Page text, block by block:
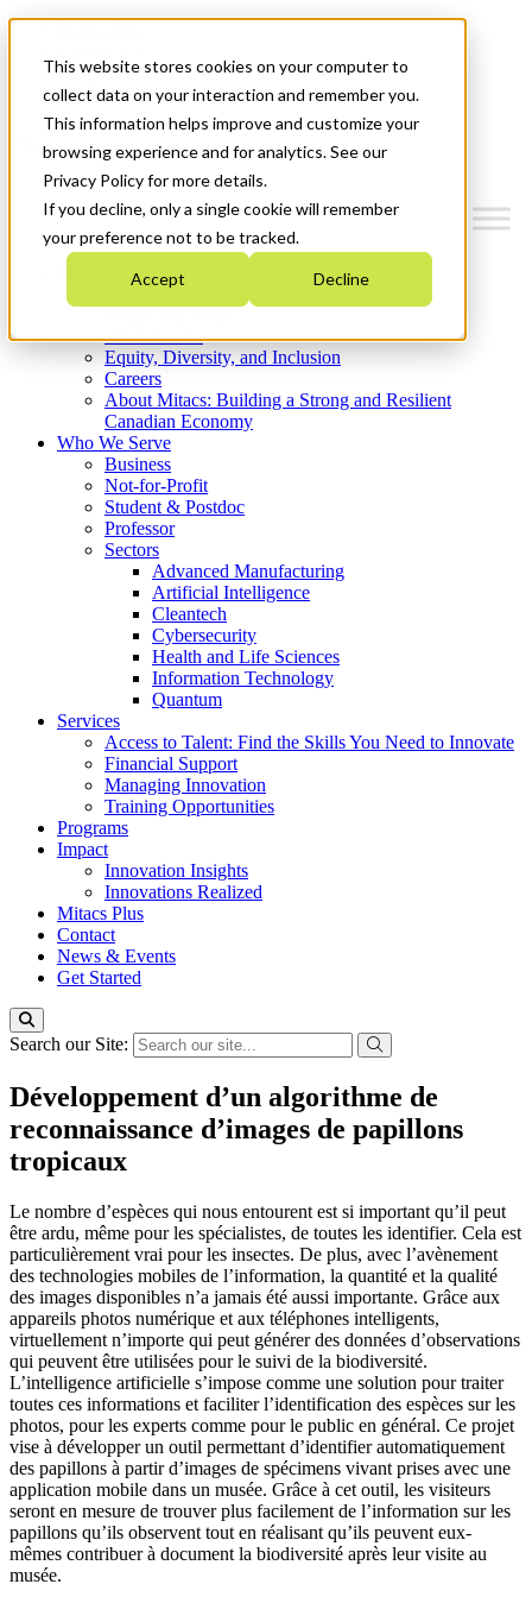
This website stores cookies on your computer to
collect data on your interaction and remember you.
This information helps improve and customize your
browsing experience and for analytics. See our
Privacy Policy for more details.
If you decline, only a single cookie will remember
your preference not to be tracked.
Accept Decline
News & Events
Get Started
Menu
Who We Are
Strategic Plan 2026-2030
What We Do
Equity, Diversity, and Inclusion
Careers
About Mitacs: Building a Strong and Resilient
Canadian Economy
Who We Serve
Business
Not-for-Profit
Student & Postdoc
Professor
Sectors
Advanced Manufacturing
Artificial Intelligence
Cleantech
Cybersecurity
Health and Life Sciences
Information Technology
Quantum
Services
Access to Talent: Find the Skills You Need to Innovate
Financial Support
Managing Innovation
Training Opportunities
Programs
Impact
Innovation Insights
Innovations Realized
Mitacs Plus
Contact
News & Events
Get Started
Search our Site:
Développement d’un algorithme de
reconnaissance d’images de papillons
tropicaux
Le nombre d’espèces qui nous entourent est si important qu’il peut
être ardu, même pour les spécialistes, de toutes les identifier. Cela est
particulièrement vrai pour les insectes. De plus, avec l’avènement
des technologies mobiles de l’information, la quantité et la qualité
des images disponibles n’a jamais été aussi importante. Grâce aux
appareils photos numérique et aux téléphones intelligents,
virtuellement n’importe qui peut générer des données d’observations
qui peuvent être utilisées pour le suivi de la biodiversité.
L’intelligence artificielle s’impose comme une solution pour traiter
toutes ces informations et faciliter l’identification des espèces sur les
photos, pour les experts comme pour le public en général. Ce projet
vise à développer un outil permettant d’identifier automatiquement
des papillons à partir d’images de spécimens vivant prises avec une
application mobile dans un musée. Grâce à cet outil, les visiteurs
seront en mesure de trouver plus facilement de l’information sur les
papillons qu’ils observent tout en réalisant qu’ils peuvent eux-
mêmes contribuer à document la biodiversité après leur visite au
musée.